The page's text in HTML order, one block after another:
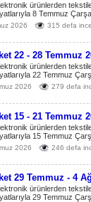
ürünlerden
8 Temmuz
2026 315 defa
22 - 28 Temmuz
ürünlerden
22 Temmuz
2026 279 defa
15 - 21 Temmuz
ürünlerden
15 Temmuz
2026 246 defa
29 Temmuz - 4
ürünlerden
29 Temmuz